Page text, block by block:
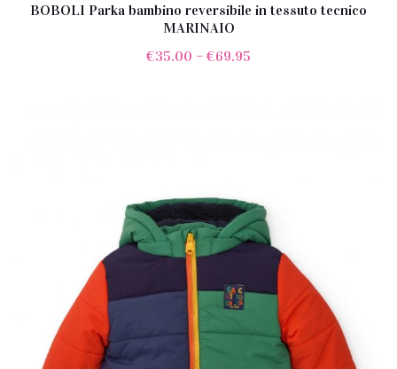
BOBOLI Parka bambino reversibile in tessuto tecnico
MARINAIO
€35.00 – €69.95